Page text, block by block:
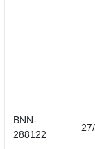
BNN-
288122